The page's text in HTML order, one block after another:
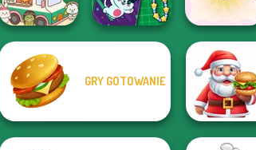
Purr-fect Scoops
DIY Phone Case
Cupcake Shop
GRY GOTOWANIE